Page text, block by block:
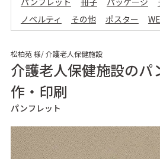
ノベルティ
その他 ポスター
松柏苑 様/ 介護老人保健施設
介護老人保健施設のパ
作・印刷
パンフレット